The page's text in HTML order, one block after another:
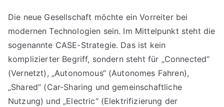
Die neue Gesellschaft möchte ein Vorreiter bei
modernen Technologien sein. Im Mittelpunkt steht die
sogenannte CASE-Strategie. Das ist kein
komplizierter Begriff, sondern steht für „Connected“
(Vernetzt), „Autonomous“ (Autonomes Fahren),
„Shared“ (Car-Sharing und gemeinschaftliche
Nutzung) und „Electric“ (Elektrifizierung der